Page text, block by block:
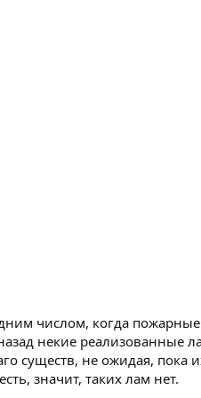
числом, когда
некие
существ, не ожидая, пока
значит, таких лам нет.